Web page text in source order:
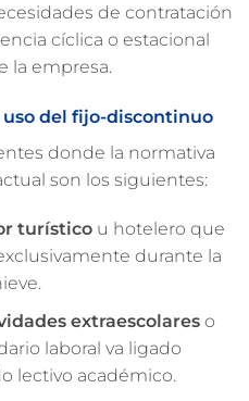
de contratación
cíclica o estacional
la empresa.
del fijo-discontinuo
donde la normativa
son los siguientes:
turísticou hotelero que
durante la
extraescolareso
laboral va ligado
lectivo académico.